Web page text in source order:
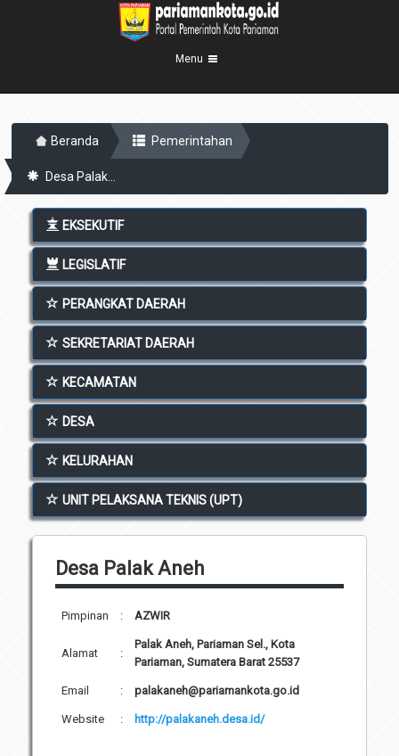
Menu
Profil Kota
Sejarah
Geografis
Legislatif
Perangkat Daerah
Sekretariat Daerah
Kecamatan
Desa
Informasi
Layanan
Agenda
Pengumuman
Penghargaan
Beranda Pemerintahan
Desa Palak...
EKSEKUTIF
LEGISLATIF
PERANGKAT DAERAH
SEKRETARIAT DAERAH
KECAMATAN
DESA
KELURAHAN
UNIT PELAKSANA TEKNIS (UPT)
Desa Palak Aneh
Pimpinan : AZWIR
Alamat :
Palak Aneh, Pariaman Sel., Kota
Pariaman, Sumatera Barat 25537
Email : palakaneh@pariamankota.go.id
Website : http://palakaneh.desa.id/